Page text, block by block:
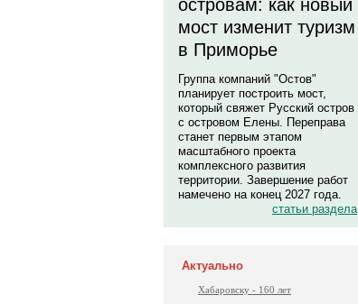
островам: как новый
мост изменит туризм
в Приморье
Группа компаний "Остов"
планирует построить мост,
который свяжет Русский остров
с островом Елены. Переправа
станет первым этапом
масштабного проекта
комплексного развития
территории. Завершение работ
намечено на конец 2027 года.
статьи раздела
Актуально
Хабаровску - 160 лет